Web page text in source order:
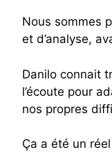
Nous sommes
et d’analyse,
Danilo connait
l’écoute pour
nos propres
Ça a été un